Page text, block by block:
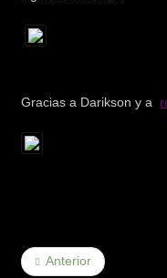
Gracias a Darikson y a
Anterior